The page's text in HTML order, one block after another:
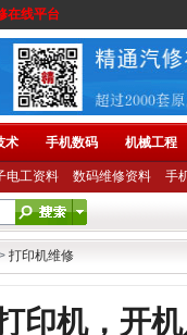
在线平台
术 手机数码 机械工程
电工资料 数码维修资料 手
打印机维修
印机，开